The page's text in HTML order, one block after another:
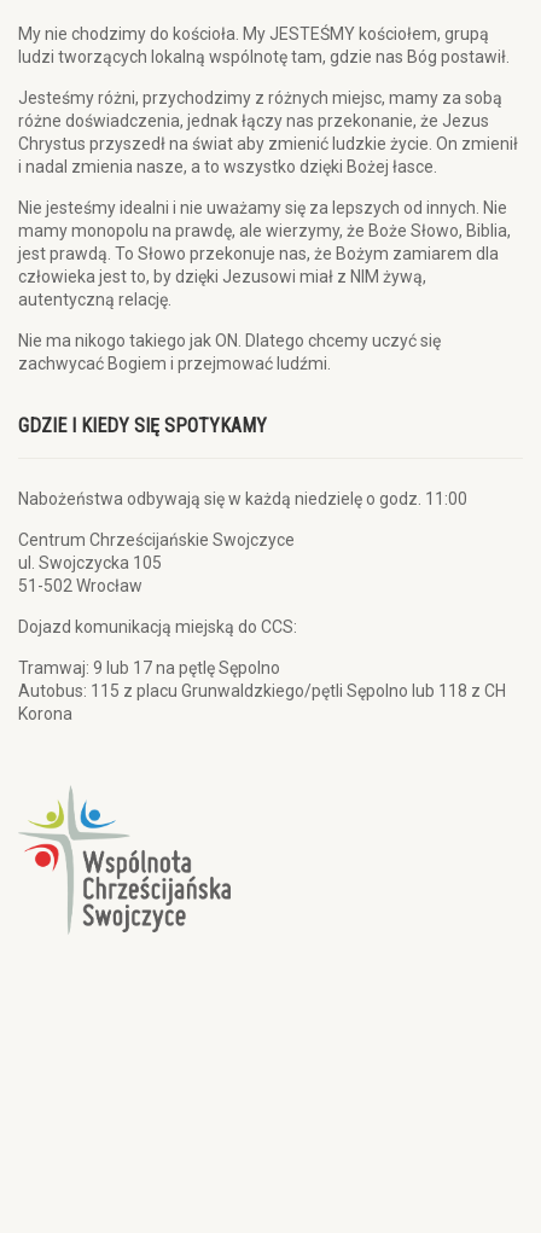
My nie chodzimy do kościoła. My JESTEŚMY kościołem, grupą
ludzi tworzących lokalną wspólnotę tam, gdzie nas Bóg postawił.
Jesteśmy różni, przychodzimy z różnych miejsc, mamy za sobą
różne doświadczenia, jednak łączy nas przekonanie, że Jezus
Chrystus przyszedł na świat aby zmienić ludzkie życie. On zmienił
i nadal zmienia nasze, a to wszystko dzięki Bożej łasce.
Nie jesteśmy idealni i nie uważamy się za lepszych od innych. Nie
mamy monopolu na prawdę, ale wierzymy, że Boże Słowo, Biblia,
jest prawdą. To Słowo przekonuje nas, że Bożym zamiarem dla
człowieka jest to, by dzięki Jezusowi miał z NIM żywą,
autentyczną relację.
Nie ma nikogo takiego jak ON. Dlatego chcemy uczyć się
zachwycać Bogiem i przejmować ludźmi.
GDZIE I KIEDY SIĘ SPOTYKAMY
Nabożeństwa odbywają się w każdą niedzielę o godz. 11:00
Centrum Chrześcijańskie Swojczyce
ul. Swojczycka 105
51-502 Wrocław
Dojazd komunikacją miejską do CCS:
Tramwaj: 9 lub 17 na pętlę Sępolno
Autobus: 115 z placu Grunwaldzkiego/pętli Sępolno lub 118 z CH
Korona